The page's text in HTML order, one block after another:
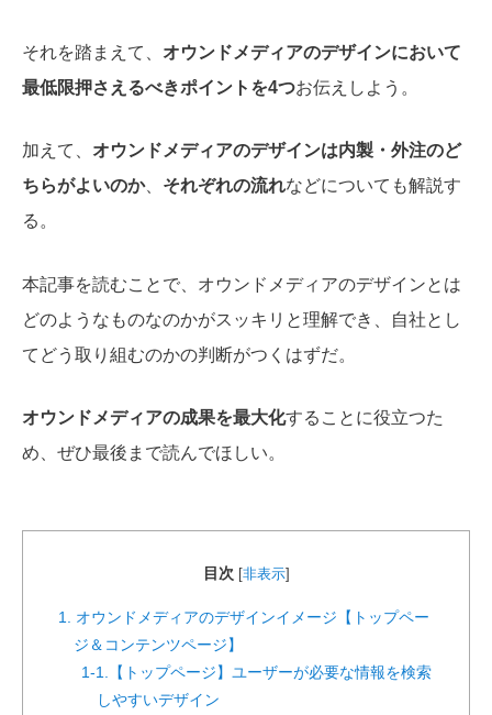
それを踏まえて、 オウンドメディアのデザインにおいて
最低限押さえるべきポイントを4つお伝えしよう。
加えて、 オウンドメディアのデザインは内製・外注のど
ちらがよいのか、 それぞれの流れなどについても解説す
る。
本記事を読むことで、オウンドメディアのデザインとは
どのようなものなのかがスッキリと理解でき、自社とし
てどう取り組むのかの判断がつくはずだ。
オウンドメディアの成果を最大化することに役立つた
め、ぜひ最後まで読んでほしい。
目次 非表示]
1. オウンドメディアのデザインイメージ【トップペー
ジ＆コンテンツページ】
1-1.【トップページ】ユーザーが必要な情報を検索
しやすいデザイン